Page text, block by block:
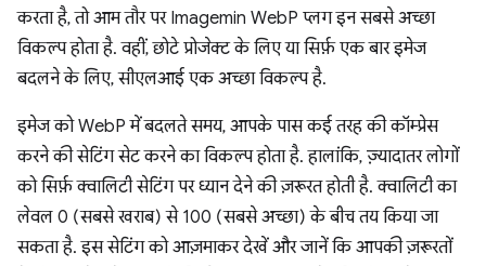
करता है, तो आम तौर पर Imagemin WebP प्लग इन सबसे अच्छा
विकल्प होता है. वहीं, छोटे प्रोजेक्ट के लिए या सिर्फ़ एक बार इमेज
बदलने के लिए, सीएलआई एक अच्छा विकल्प है.
इमेज को WebP में बदलते समय, आपके पास कई तरह की कॉम्प्रेस
करने की सेटिंग सेट करने का विकल्प होता है. हालांकि, ज़्यादातर लोगों
को सिर्फ़ क्वालिटी सेटिंग पर ध्यान देने की ज़रूरत होती है. क्वालिटी का
लेवल 0 (सबसे खराब) से 100 (सबसे अच्छा) के बीच तय किया जा
सकता है. इस सेटिंग को आज़माकर देखें और जानें कि आपकी ज़रूरतों